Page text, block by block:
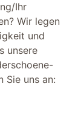
Ihr
Wir legen
und
unsere
Sie uns an: